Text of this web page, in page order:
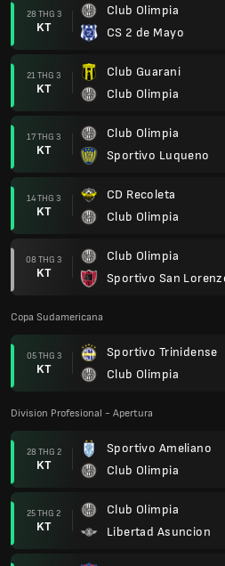
28 THG 3
KT
Club Olimpia
CS 2 de Mayo
21 THG 3
KT
Club Guarani
Club Olimpia
17 THG 3
KT
Club Olimpia
Sportivo Luqueno
14 THG 3
KT
CD Recoleta
Club Olimpia
08 THG 3
KT
Club Olimpia
Sportivo San
Copa Sudamericana
05 THG 3
KT
Sportivo Trinidense
Club Olimpia
Division Profesional - Apertura
28 THG 2
KT
Sportivo Ameliano
Club Olimpia
25 THG 2
KT
Club Olimpia
Libertad Asuncion